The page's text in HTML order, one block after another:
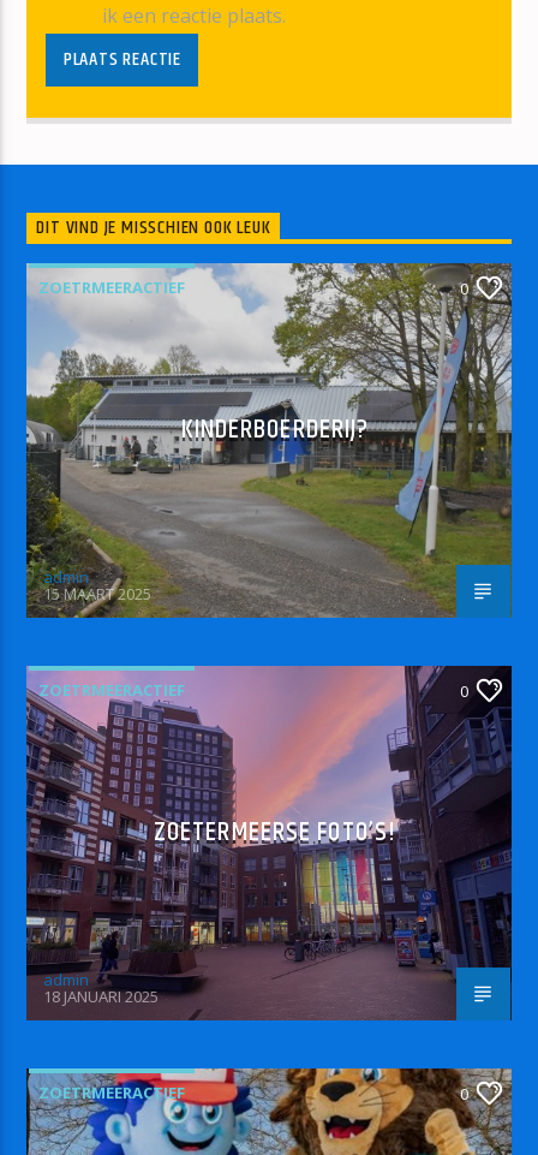
ik een reactie plaats.
DIT VIND JE MISSCHIEN OOK LEUK
ZOETRMEERACTIEF 0
KINDERBOERDERIJ?
admin
15 MAART 2025
ZOETRMEERACTIEF 0
ZOETERMEERSE FOTO’S!
admin
18 JANUARI 2025
ZOETRMEERACTIEF 0